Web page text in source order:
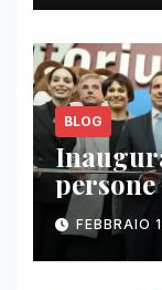
BLOG
FEBBRAIO